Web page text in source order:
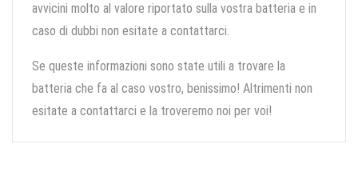
avvicini molto al valore riportato sulla vostra batteria e in
caso di dubbi non esitate a contattarci.
Se queste informazioni sono state utili a trovare la
batteria che fa al caso vostro, benissimo! Altrimenti non
esitate a contattarci e la troveremo noi per voi!